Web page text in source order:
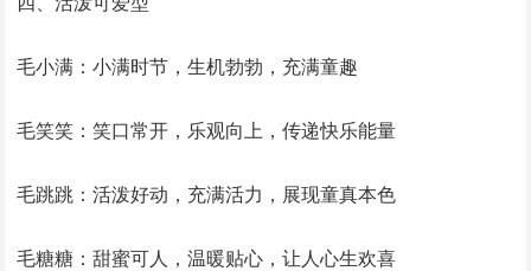
毛小满：小满时节，生机勃勃，充满童趣
毛笑笑：笑口常开，乐观向上，传递快乐能量
毛跳跳：活泼好动，充满活力，展现童真本色
毛糖糖：甜蜜可人，温暖贴心，让人心生欢喜